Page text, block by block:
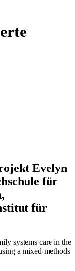
Evelyn
für
für
systems care in the
a mixed-methods